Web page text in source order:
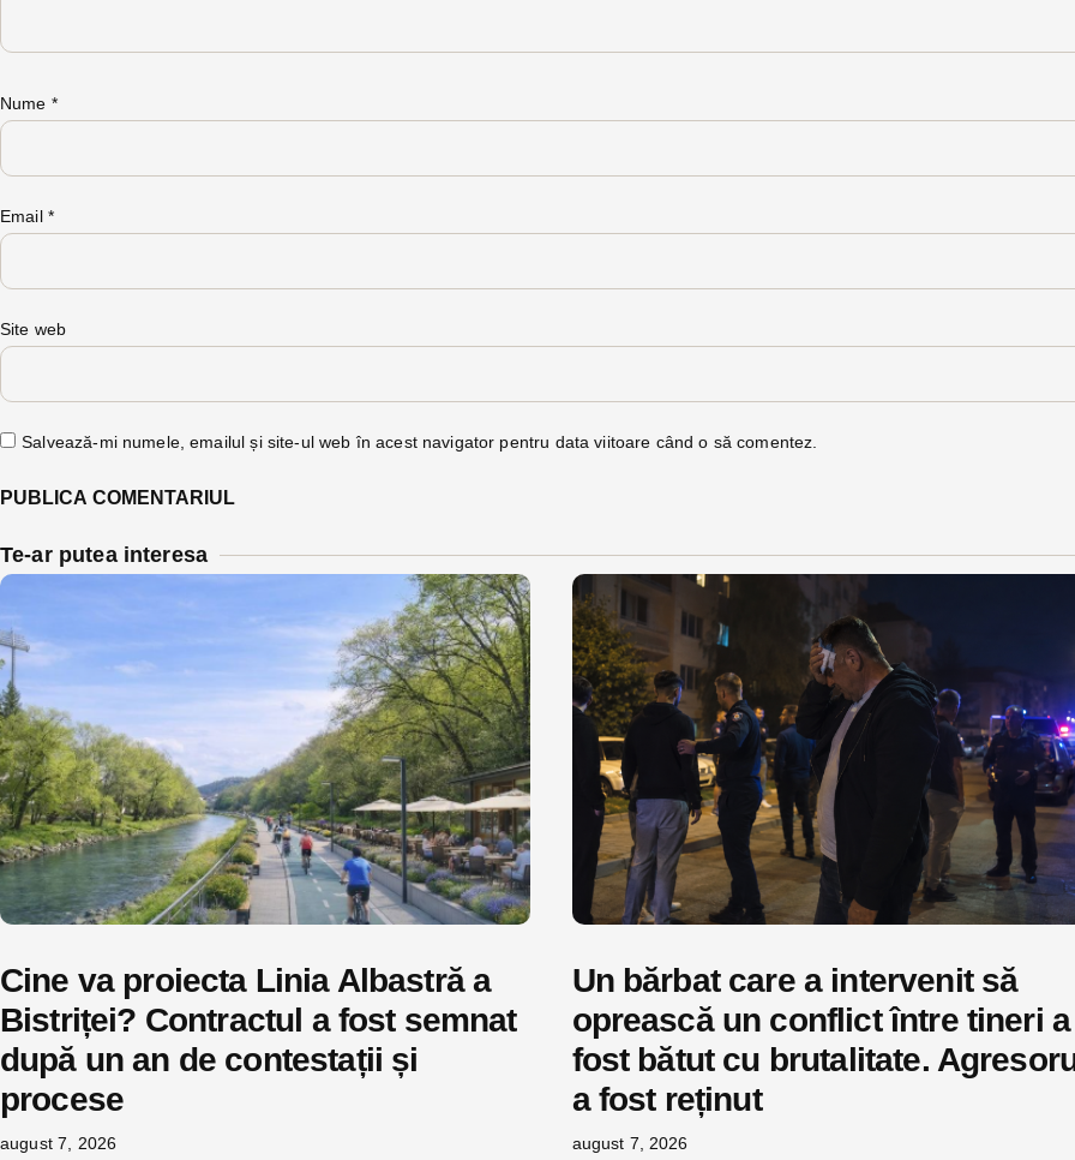
Nume *
Email *
Site web
Salvează-mi numele, emailul și site-ul web în acest navigator pentru data viitoare când o să comentez.
Te-ar putea interesa
Cine va proiecta Linia Albastră a
Bistriței? Contractul a fost semnat
după un an de contestații și
procese
august 7, 2026
Un bărbat care a intervenit să
oprească un conflict între tineri a
fost bătut cu brutalitate.
a fost reținut
august 7, 2026